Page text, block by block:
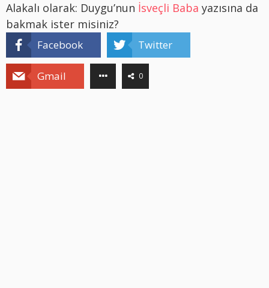
Alakalı olarak: Duygu’nun İsveçli Baba yazısına da
bakmak ister misiniz?
Facebook Twitter
Gmail 0